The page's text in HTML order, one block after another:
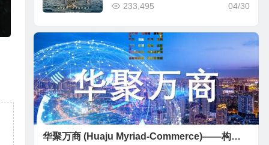
04/30
233,495
华聚万商 (Huaju Myriad-Commerce)——构建全球华人商业新生态